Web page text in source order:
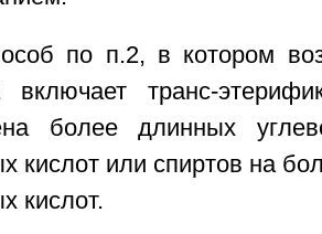
по п.2, в котором
включает транс-
более длинных
кислот или спиртов на
кислот.